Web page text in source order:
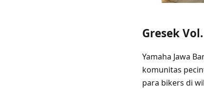
Gresek
Yamaha Jawa
komunitas
para bikers di